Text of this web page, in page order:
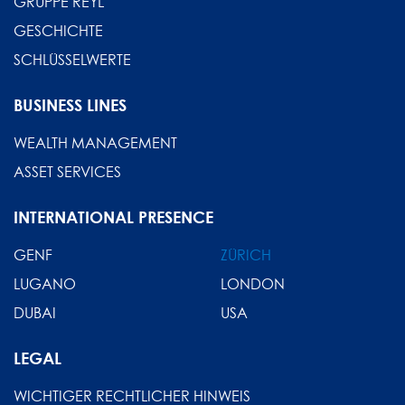
GESCHICHTE
SCHLÜSSELWERTE
BUSINESS LINES
WEALTH MANAGEMENT
ASSET SERVICES
INTERNATIONAL PRESENCE
GENF
ZÜRICH
LUGANO
LONDON
DUBAI
USA
LEGAL
WICHTIGER RECHTLICHER HINWEIS